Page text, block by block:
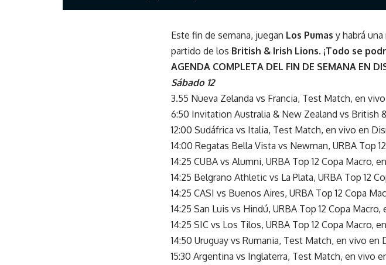
Este fin de semana, juegan Los Pumas y habrá
partido de los British & Irish Lions. ¡Todo se
AGENDA COMPLETA DEL FIN DE SEMANA EN
Sábado 12
3.55 Nueva Zelanda vs Francia, Test Match, en
6:50 Invitation Australia & New Zealand vs British
12:00 Sudáfrica vs Italia, Test Match, en vivo en
14:00 Regatas Bella Vista vs Newman, URBA Top
14:25 CUBA vs Alumni, URBA Top 12 Copa Macro,
14:25 Belgrano Athletic vs La Plata, URBA Top 12
14:25 CASI vs Buenos Aires, URBA Top 12 Copa
14:25 San Luis vs Hindú, URBA Top 12 Copa
14:25 SIC vs Los Tilos, URBA Top 12 Copa Macro,
14:50 Uruguay vs Rumania, Test Match, en vivo en
15:30 Argentina vs Inglaterra, Test Match, en vivo